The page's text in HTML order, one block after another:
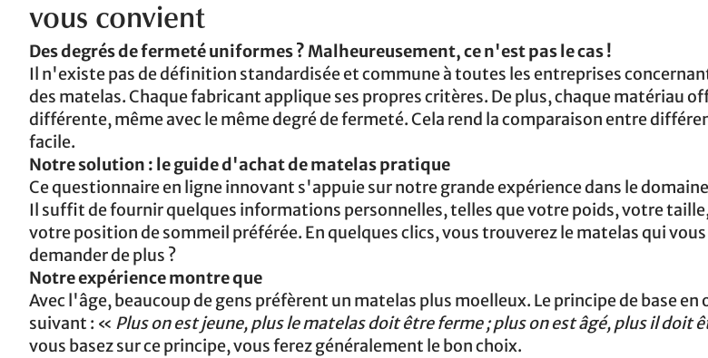
vous convient
Des degrés de fermeté uniformes ? Malheureusement, ce n'est pas le cas !
Il n'existe pas de définition standardisée et commune à toutes les entreprises
des matelas. Chaque fabricant applique ses propres critères. De plus, chaque matériau
différente, même avec le même degré de fermeté. Cela rend la comparaison entre
facile.
Notre solution : le guide d'achat de matelas pratique
Ce questionnaire en ligne innovant s'appuie sur notre grande expérience dans le
Il suffit de fournir quelques informations personnelles, telles que votre poids, votre
votre position de sommeil préférée. En quelques clics, vous trouverez le matelas qui
demander de plus ?
Notre expérience montre que
Avec l'âge, beaucoup de gens préfèrent un matelas plus moelleux. Le principe de base
suivant : « Plus on est jeune, plus le matelas doit être ferme ; plus on est âgé, plus il doit
vous basez sur ce principe, vous ferez généralement le bon choix.